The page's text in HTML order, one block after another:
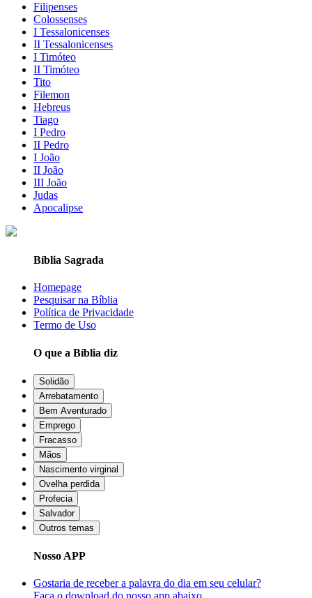
Filipenses
Colossenses
I Tessalonicenses
II Tessalonicenses
I Timóteo
II Timóteo
Tito
Filemon
Hebreus
Tiago
I Pedro
II Pedro
I João
II João
III João
Judas
Apocalipse
Bíblia Sagrada
Homepage
Pesquisar na Bíblia
Política de Privacidade
Termo de Uso
O que a Bíblia diz
Solidão
Arrebatamento
Bem Aventurado
Emprego
Fracasso
Mãos
Nascimento virginal
Ovelha perdida
Profecia
Salvador
Outros temas
Nosso APP
Gostaria de receber a palavra do dia em seu celular?